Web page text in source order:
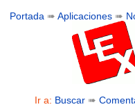
Portada ➠Aplicaciones ➠
Ir a: Buscar➠